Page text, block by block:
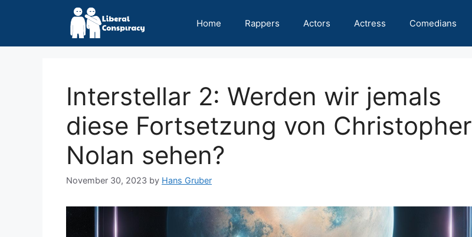
Home Rappers Actors Actress Comedians
Interstellar 2: Werden wir jemals
diese Fortsetzung von Christopher
Nolan sehen?
November 30, 2023 by Hans Gruber